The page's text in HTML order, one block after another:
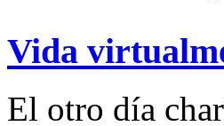
Vida
El otro día